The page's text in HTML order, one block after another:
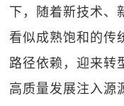
下，随着新技术、
看似成熟饱和的传
路径依赖，迎来转
高质量发展注入源